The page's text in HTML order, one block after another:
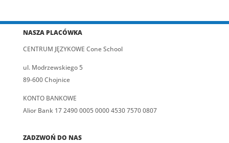
NASZA PLACÓWKA
CENTRUM JĘZYKOWE Cone School
ul. Modrzewskiego 5
89-600 Chojnice
KONTO BANKOWE
Alior Bank 17 2490 0005 0000 4530 7570 0807
ZADZWOŃ DO NAS